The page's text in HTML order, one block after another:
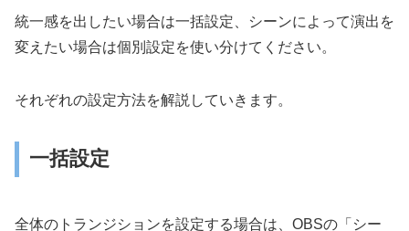
統一感を出したい場合は一括設定、シーンによって演出を
変えたい場合は個別設定を使い分けてください。
それぞれの設定方法を解説していきます。
一括設定
全体のトランジションを設定する場合は、OBSの「シー